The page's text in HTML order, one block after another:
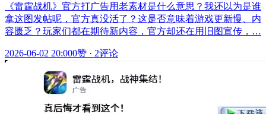
《雷霆战机》官方打广告用老素材是什么意思？我还以为是谁
拿这图发帖呢，官方真没活了？这是否意味着游戏更新慢、内
容匮乏？玩家们都在期待新内容，官方却还在用旧图宣传，…
2026-06-02 20:000赞 · 2评论